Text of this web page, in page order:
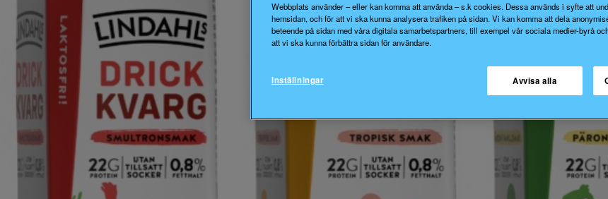
Webbplats använder – eller kan komma att använda – s.k cookies. Dessa används i syfte att
hemsidan, och för att vi ska kunna analysera trafiken på sidan. Vi kan komma att dela
beteende på sidan med våra digitala samarbetspartners, till exempel vår sociala medier-byrå
att vi ska kunna förbättra sidan för användare.
Avvisa alla
Inställningar